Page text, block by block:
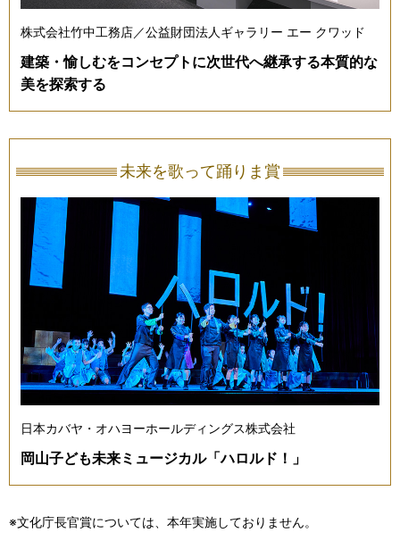
株式会社竹中工務店／公益財団法人ギャラリー エー クワッド
建築・愉しむをコンセプトに次世代へ継承する本質的な
美を探索する
未来を歌って踊りま賞
日本カバヤ・オハヨーホールディングス株式会社
岡山子ども未来ミュージカル「ハロルド！」
※文化庁長官賞については、本年実施しておりません。